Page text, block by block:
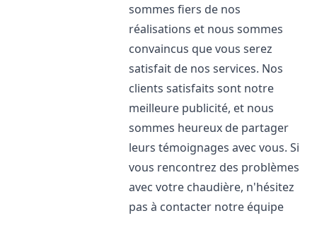
sommes fiers de nos
réalisations et nous sommes
convaincus que vous serez
satisfait de nos services. Nos
clients satisfaits sont notre
meilleure publicité, et nous
sommes heureux de partager
leurs témoignages avec vous. Si
vous rencontrez des problèmes
avec votre chaudière, n'hésitez
pas à contacter notre équipe